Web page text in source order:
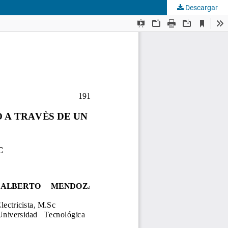
Descargar